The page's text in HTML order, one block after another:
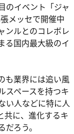
のイベント「ジャ
メッセで開催中
ンルとのコレボレ
る国内最大級のイ
も業界には追い風
スペースを持つキ
い人などに特に人
共に、進化するキ
ろう。